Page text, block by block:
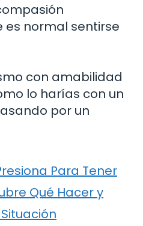
es normal sentirse
con amabilidad
lo harías con un
por un
Para Tener
Qué Hacer y